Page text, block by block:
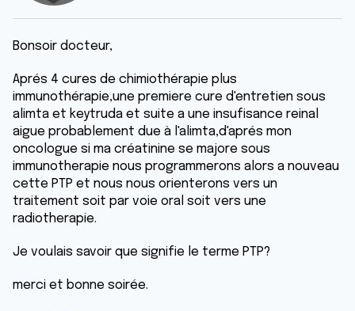
Bonsoir docteur,
Aprés 4 cures de chimiothérapie plus
immunothérapie,une premiere cure d'entretien sous
alimta et keytruda et suite a une insufisance reinal
aigue probablement due à l'alimta,d'aprés mon
oncologue si ma créatinine se majore sous
immunotherapie nous programmerons alors a nouveau
cette PTP et nous nous orienterons vers un
traitement soit par voie oral soit vers une
radiotherapie.
Je voulais savoir que signifie le terme PTP?
merci et bonne soirée.